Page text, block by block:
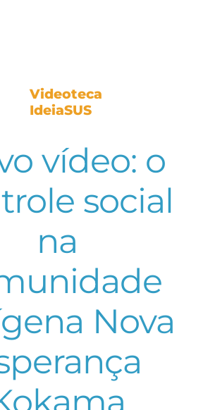
Videoteca
IdeiaSUS
vídeo: o
social
na
Nova